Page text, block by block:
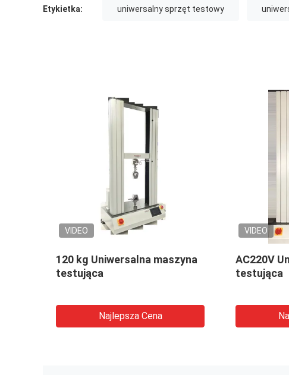
Etykietka: uniwersalny sprzęt testowy
VIDEO
120 kg Uniwersalna maszyna
testująca
Najlepsza Cena
VIDEO
AC220V
testująca